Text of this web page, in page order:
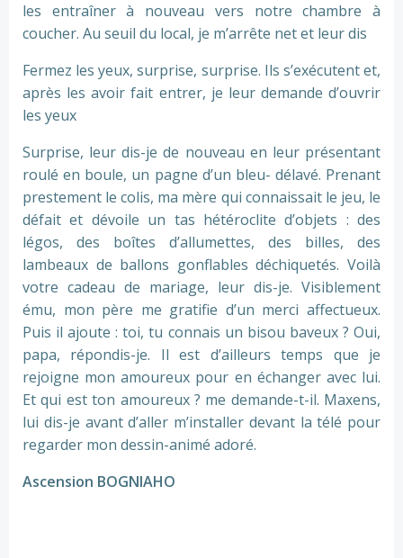
les entraîner à nouveau vers notre chambre à
coucher. Au seuil du local, je m’arrête net et leur dis
Fermez les yeux, surprise, surprise. Ils s’exécutent et,
après les avoir fait entrer, je leur demande d’ouvrir
les yeux
Surprise, leur dis-je de nouveau en leur présentant
roulé en boule, un pagne d’un bleu- délavé. Prenant
prestement le colis, ma mère qui connaissait le jeu, le
défait et dévoile un tas hétéroclite d’objets : des
légos, des boîtes d’allumettes, des billes, des
lambeaux de ballons gonflables déchiquetés. Voilà
votre cadeau de mariage, leur dis-je. Visiblement
ému, mon père me gratifie d’un merci affectueux.
Puis il ajoute : toi, tu connais un bisou baveux ? Oui,
papa, répondis-je. Il est d’ailleurs temps que je
rejoigne mon amoureux pour en échanger avec lui.
Et qui est ton amoureux ? me demande-t-il. Maxens,
lui dis-je avant d’aller m’installer devant la télé pour
regarder mon dessin-animé adoré.
Ascension BOGNIAHO